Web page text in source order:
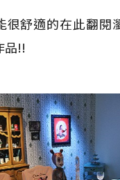
很舒適的在此翻閱
品!!